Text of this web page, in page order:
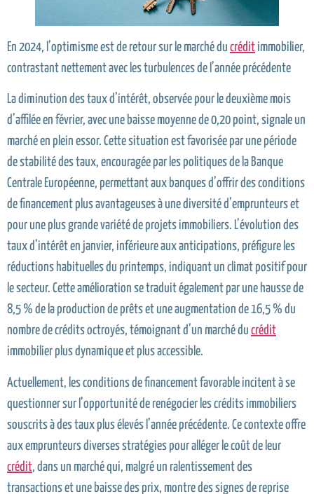
En 2024, l’optimisme est de retour sur le marché du crédit immobilier,
contrastant nettement avec les turbulences de l’année précédente
La diminution des taux d’intérêt, observée pour le deuxième mois
d’affilée en février, avec une baisse moyenne de 0,20 point, signale un
marché en plein essor. Cette situation est favorisée par une période
de stabilité des taux, encouragée par les politiques de la Banque
Centrale Européenne, permettant aux banques d’offrir des conditions
de financement plus avantageuses à une diversité d’emprunteurs et
pour une plus grande variété de projets immobiliers. L’évolution des
taux d’intérêt en janvier, inférieure aux anticipations, préfigure les
réductions habituelles du printemps, indiquant un climat positif pour
le secteur. Cette amélioration se traduit également par une hausse de
8,5 % de la production de prêts et une augmentation de 16,5 % du
nombre de crédits octroyés, témoignant d’un marché du crédit
immobilier plus dynamique et plus accessible.
Actuellement, les conditions de financement favorable incitent à se
questionner sur l’opportunité de renégocier les crédits immobiliers
souscrits à des taux plus élevés l’année précédente. Ce contexte offre
aux emprunteurs diverses stratégies pour alléger le coût de leur
crédit, dans un marché qui, malgré un ralentissement des
transactions et une baisse des prix, montre des signes de reprise